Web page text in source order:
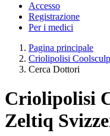
Accesso
Registrazione
Per i medici
Pagina principale
Criolipolisi
Cerca Dottori
Criolipolisi
Zeltiq